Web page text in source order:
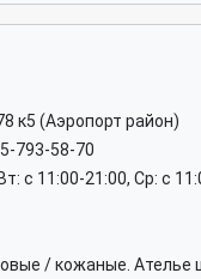
к5 (Аэропорт район)
793-58-70
c 11:00-21:00, Ср: c
/ кожаные. Ателье